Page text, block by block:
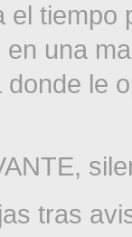
el tiempo
una
le
tras